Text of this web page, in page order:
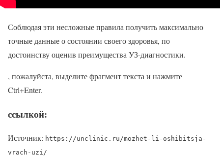
Соблюдая эти несложные правила получить максимально
точные данные о состоянии своего здоровья, по
достоинству оценив преимущества УЗ-диагностики.
, пожалуйста, выделите фрагмент текста и нажмите
Ctrl+Enter.
ссылкой:
Источник: https://unclinic.ru/mozhet-li-oshibitsja-
vrach-uzi/